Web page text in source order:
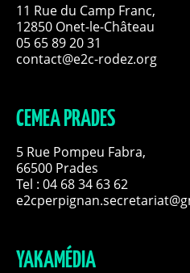
11 Rue du Camp Franc,
12850 Onet-le-Château
05 65 89 20 31
contact@e2c-rodez.org
CEMEA PRADES
5 Rue Pompeu Fabra,
66500 Prades
Tel : 04 68 34 63 62
YAKAMÉDIA